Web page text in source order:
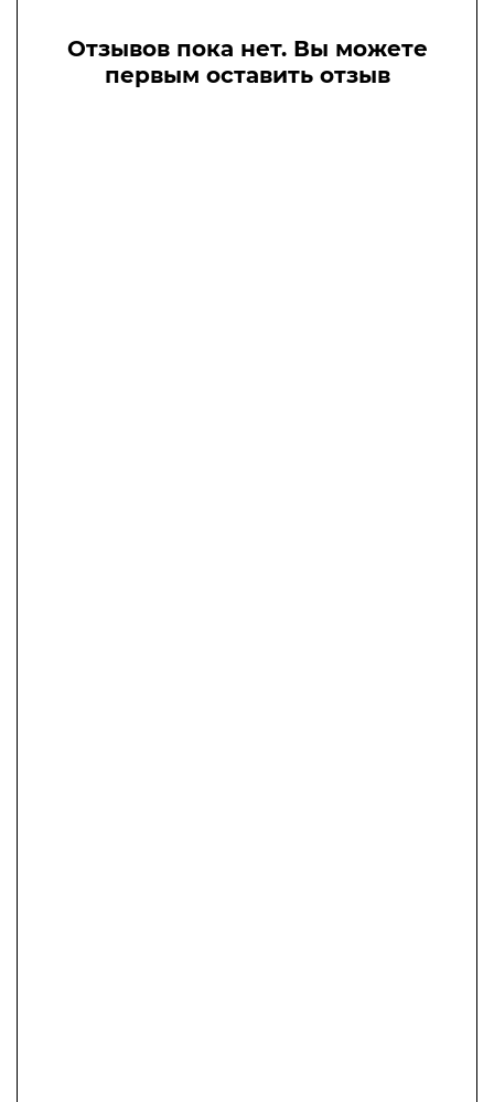
Отзывов пока нет. Вы можете
первым оставить отзыв